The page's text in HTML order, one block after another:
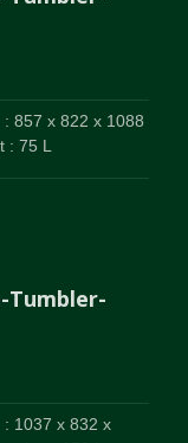
857 x 822 x 1088
: 75 L
Tumbler-
1037 x 832 x